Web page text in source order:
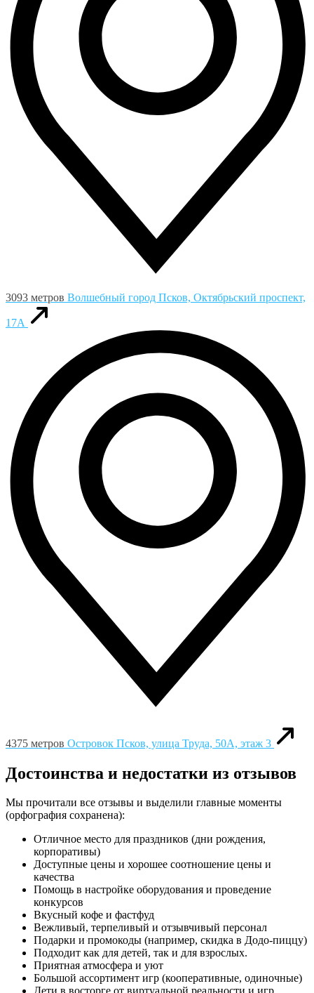
3093 метров Волшебный город Псков, Октябрьский проспект,
17А
4375 метров Островок Псков, улица Труда, 50А, этаж 3
Достоинства и недостатки из отзывов
Мы прочитали все отзывы и выделили главные моменты
(орфография сохранена):
Отличное место для праздников (дни рождения,
корпоративы)
Доступные цены и хорошее соотношение цены и
качества
Помощь в настройке оборудования и проведение
конкурсов
Вкусный кофе и фастфуд
Вежливый, терпеливый и отзывчивый персонал
Подарки и промокоды (например, скидка в Додо-пиццу)
Подходит как для детей, так и для взрослых.
Приятная атмосфера и уют
Большой ассортимент игр (кооперативные, одиночные)